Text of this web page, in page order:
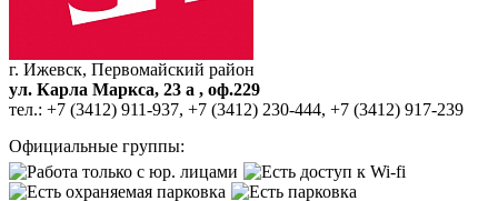
г. Ижевск, Первомайский район
ул. Карла Маркса, 23 а , оф.229
тел.: +7 (3412) 911-937, +7 (3412) 230-444, +7 (3412) 917-239
Официальные группы: